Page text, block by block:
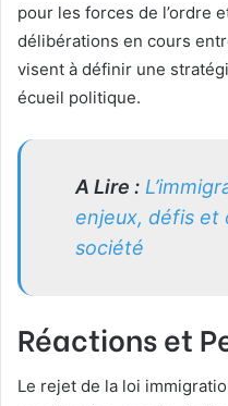
pour les forces de l’ordre
délibérations en cours
visent à définir une
écueil politique.
A Lire :
enjeux, défis et
société
Réactions et
Le rejet de la loi